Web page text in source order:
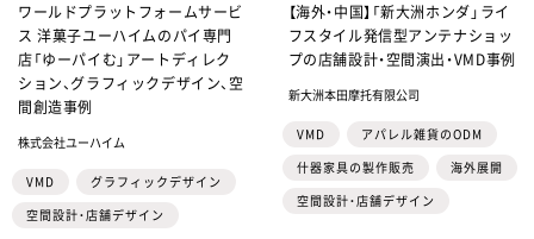
ワールドプラットフォームサービ
ス 洋菓子ユーハイムのパイ専門
店「ゆーパイむ」アートディレク
ション、グラフィックデザイン、空
間創造事例
株式会社ユーハイム
VMD
グラフィックデザイン
空間設計・店舗デザイン
【海外・中国】「新大洲ホンダ」ライ
フスタイル発信型アンテナショッ
プの店舗設計・空間演出・VMD事例
新大洲本田摩托有限公司
VMD
アパレル雑貨のODM
什器家具の製作販売
海外展開
空間設計・店舗デザイン